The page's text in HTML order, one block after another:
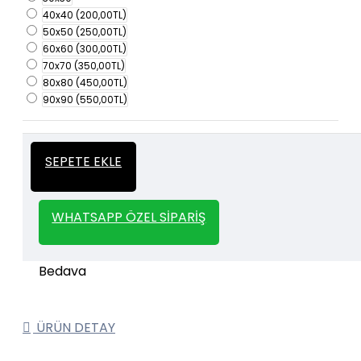
40x40 (200,00TL)
50x50 (250,00TL)
60x60 (300,00TL)
70x70 (350,00TL)
80x80 (450,00TL)
90x90 (550,00TL)
SEPETE EKLE
WHATSAPP ÖZEL SIPARIŞ
Kalın
İtalyan Sıva ve Dekorasyon amaçlı
kullanılan kalın stencil siparişleriniz için
geçebilirsiniz.
ÜRÜN DETAY